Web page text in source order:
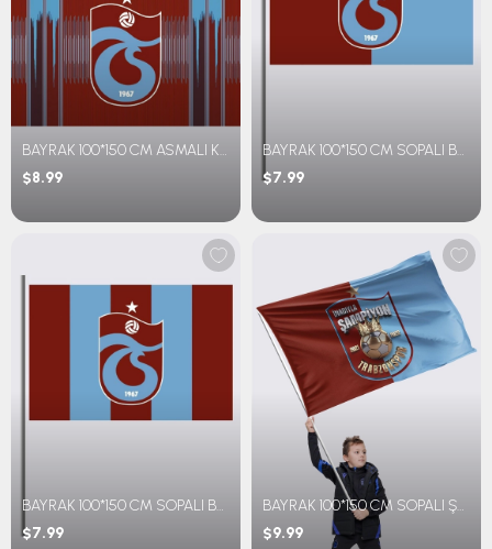
BAYRAK 100*150 CM ASMALI KEŞAN DESENLİ
$8.99
BAYRAK 100*150 CM SOPALI BM PARÇALI
$7.99
BAYRAK 100*150 CM SOPALI BM ÇİZGİLİ
$7.99
BAYRAK 100*150 CM SOPALI ŞAMPİYONLUK
$9.99